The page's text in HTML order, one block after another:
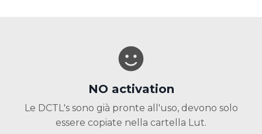
NO activation
Le DCTL's sono già pronte all'uso, devono solo
essere copiate nella cartella Lut.